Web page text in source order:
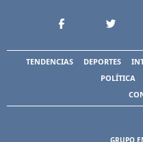
TENDENCIAS DEPORTES
POLÍTICA